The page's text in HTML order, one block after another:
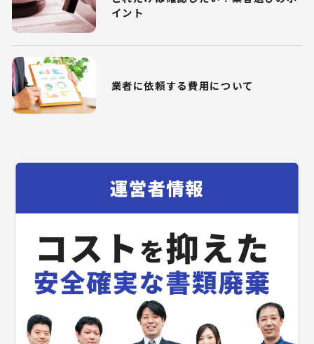
イント
業者に依頼する費用について